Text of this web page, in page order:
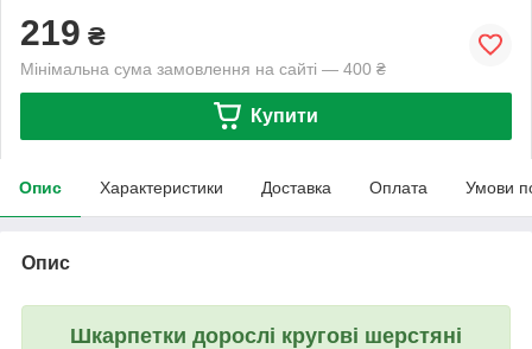
219 ₴
Мінімальна сума замовлення на сайті — 400 ₴
Купити
Опис Характеристики Доставка Оплата Умови
Опис
Шкарпетки дорослі кругові шерстяні